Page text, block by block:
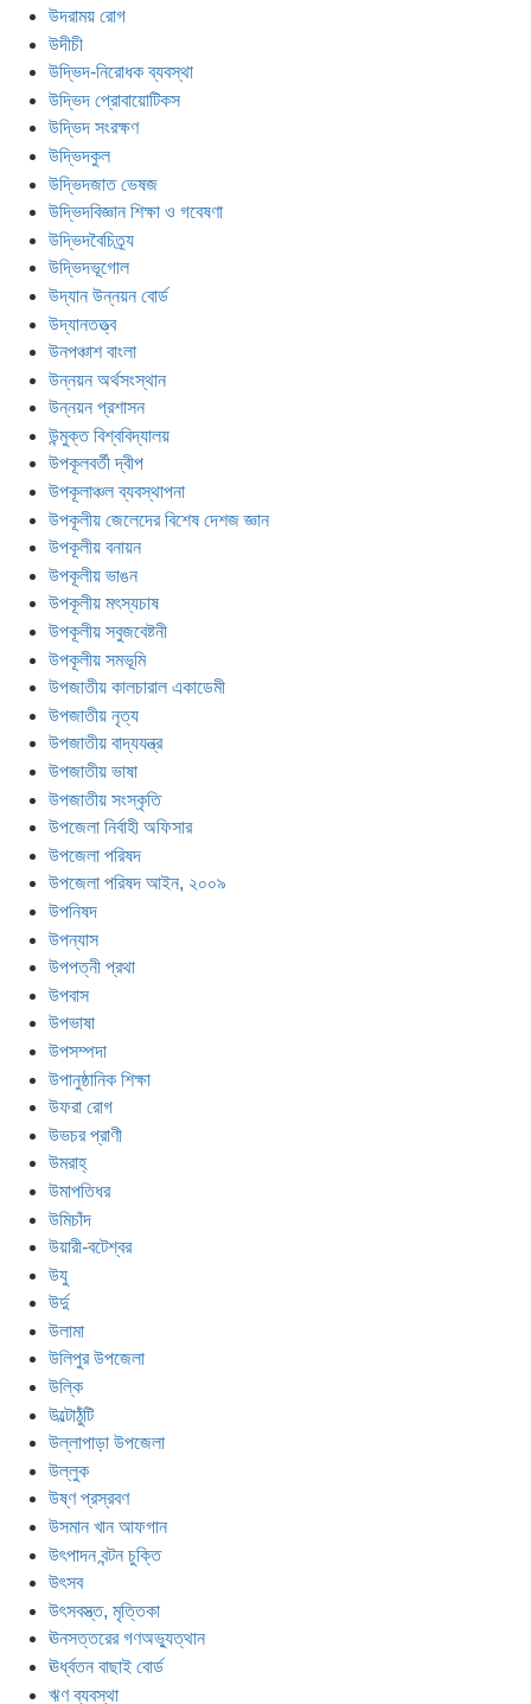
উদরাময় রোগ
উদীচী
উদ্ভিদ-নিরোধক ব্যবস্থা
উদ্ভিদ প্রোবায়োটিকস
উদ্ভিদ সংরক্ষণ
উদ্ভিদকুল
উদ্ভিদজাত ভেষজ
উদ্ভিদবিজ্ঞান শিক্ষা ও গবেষণা
উদ্ভিদবৈচিত্র্য
উদ্ভিদভূগোল
উদ্যান উন্নয়ন বোর্ড
উদ্যানতত্ত্ব
উনপঞ্চাশ বাংলা
উন্নয়ন অর্থসংস্থান
উন্নয়ন প্রশাসন
উন্মুক্ত বিশ্ববিদ্যালয়
উপকূলবর্তী দ্বীপ
উপকূলাঞ্চল ব্যবস্থাপনা
উপকূলীয় জেলেদের বিশেষ দেশজ জ্ঞান
উপকূলীয় বনায়ন
উপকূলীয় ভাঙন
উপকূলীয় মৎস্যচাষ
উপকূলীয় সবুজবেষ্টনী
উপকূলীয় সমভূমি
উপজাতীয় কালচারাল একাডেমী
উপজাতীয় নৃত্য
উপজাতীয় বাদ্যযন্ত্র
উপজাতীয় ভাষা
উপজাতীয় সংস্কৃতি
উপজেলা নির্বাহী অফিসার
উপজেলা পরিষদ
উপজেলা পরিষদ আইন, ২০০৯
উপনিষদ
উপন্যাস
উপপত্নী প্রথা
উপবাস
উপভাষা
উপসম্পদা
উপানুষ্ঠানিক শিক্ষা
উফরা রোগ
উভচর প্রাণী
উমরাহ্
উমাপতিধর
উমিচাঁদ
উয়ারী-বটেশ্বর
উযু
উর্দু
উলামা
উলিপুর উপজেলা
উল্কি
উল্টোঠুঁটি
উল্লাপাড়া উপজেলা
উল্লুক
উষ্ণ প্রস্রবণ
উসমান খান আফগান
উৎপাদন বন্টন চুক্তি
উৎসব
উৎসবস্ত্ত, মৃত্তিকা
ঊনসত্তরের গণঅভ্যুত্থান
ঊর্ধ্বতন বাছাই বোর্ড
ঋণ ব্যবস্থা